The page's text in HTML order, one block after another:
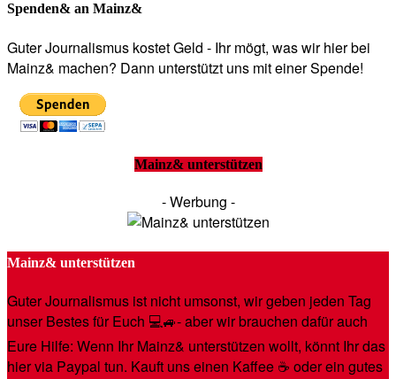
Spenden& an Mainz&
Guter Journalismus kostet Geld - Ihr mögt, was wir hier bei
Mainz& machen? Dann unterstützt uns mit einer Spende!
Mainz& unterstützen
- Werbung -
Mainz& unterstützen
Guter Journalismus ist nicht umsonst, wir geben jeden Tag
unser Bestes für Euch 💻🚙- aber wir brauchen dafür auch
Eure Hilfe: Wenn Ihr Mainz& unterstützen wollt, könnt Ihr das
hier via Paypal tun. Kauft uns einen Kaffee ☕️ oder ein gutes